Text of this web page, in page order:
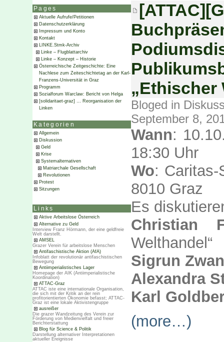
Pages
Aktuelle Aufrufe/Petitionen
Datenschutzerklärung
Impressum und Konto
Kontakt
LINKE.Stmk-Archiv
Linke – Flugblattarchiv
Linke – Konzept – Historie
Österreichische Zeitgeschichte: Eine
Nachlese zum Zeiteschichtetag an der Karl-
Franzens-Universität in Graz
Programm
Sozialforum Warclaw: Bericht von Helga
[solidaritaet-graz] … Reorganisation der
Linken
Kategorien
Allgemein
Diskussion
Geld
Krise
Systemalternativen
Matriarchale Gesellschaft
Revolutionen
Protest
Sitzungen
Links
Aktive Arbeitslose Österreich
Alternative zu Geld
Interview Franz Hörmann, der eine geldfreie
Welt darstellt.
AMSEL
Grazer Verein für arbeitslose Menschen
Antifaschistische Aktion (AfA)
Infoblatt der revolutionär antifaschistischen
Bewegung
Antiimperialistisches Lager
Homepage der AIK (Antiimperialistische
Koordination)
ATTAC-Graz
ATTAC iste eine internationale Organisation,
die sich mit der Kritik an der rein
profitorientierten Ökonomie befasst; ATTAC-
Graz ist eine lokale Aktivistengruppe
ausreißer
Die grazer Wandzeitung des Verein zur
Förderung von Medienvielfalt und freier
Berichterstattung
Blog für Science & Politik
Darstellung alternativer Interpretationen
aktueller Ereignisse
„Ethischer
Bloged in
September 8,
Wann:
18:30 Uhr
Wo: Caritas-
8010 Graz
Es
Christian
Welthandel“
Sigrun
Alexandra
Karl
(more…)